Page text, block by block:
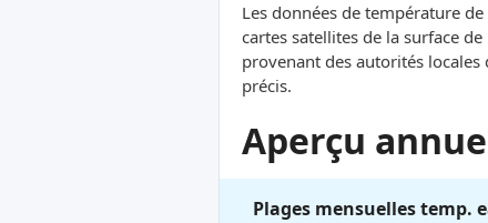
Les données de température
cartes satellites de la surface
provenant des autorités
précis.
Aperçu
Plages mensuelles temp.